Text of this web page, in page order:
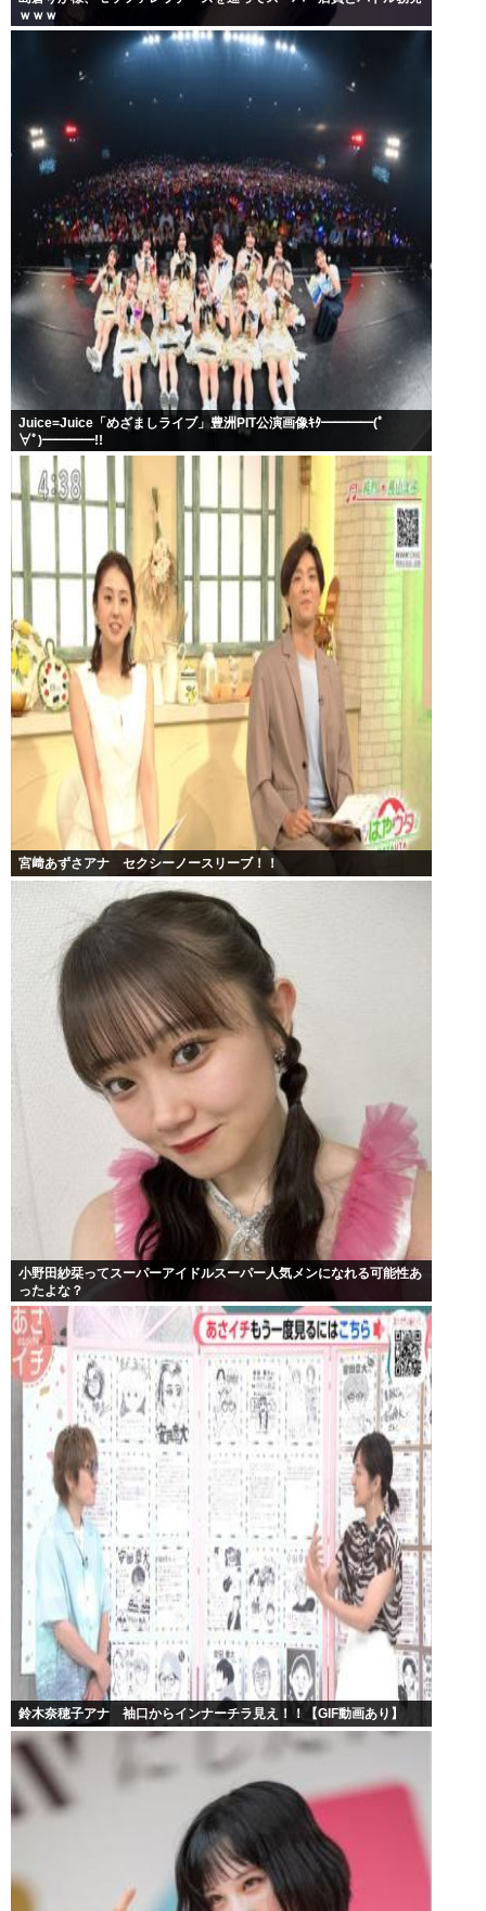
ｗｗｗ
Juice=Juice「めざましライブ」豊洲PIT公演画像ｷﾀ━━━━(ﾟ
∀ﾟ)━━━━!!
宮﨑あずさアナ セクシーノースリーブ！！
小野田紗栞ってスーパーアイドルスーパー人気メンになれる可能性あ
ったよな？
鈴木奈穂子アナ 袖口からインナーチラ見え！！【GIF動画あり】